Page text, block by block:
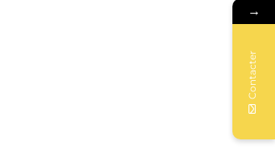
→
Contacter